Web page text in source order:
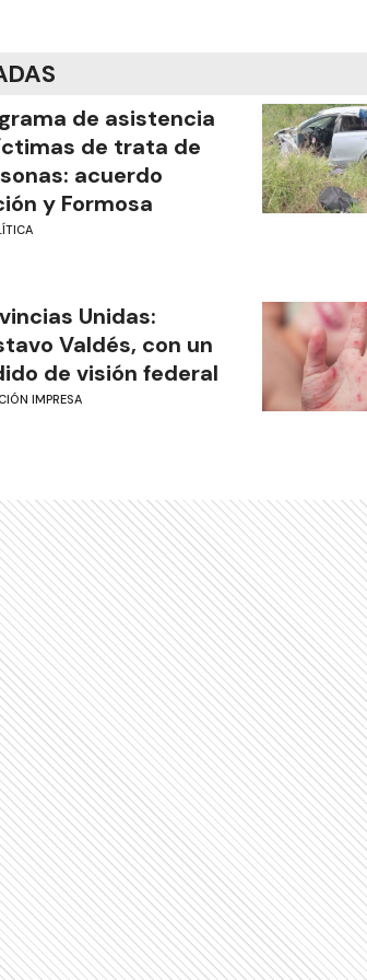
de asistencia
de trata de
acuerdo
y Formosa
Unidas:
Valdés, con un
de visión federal
IMPRESA